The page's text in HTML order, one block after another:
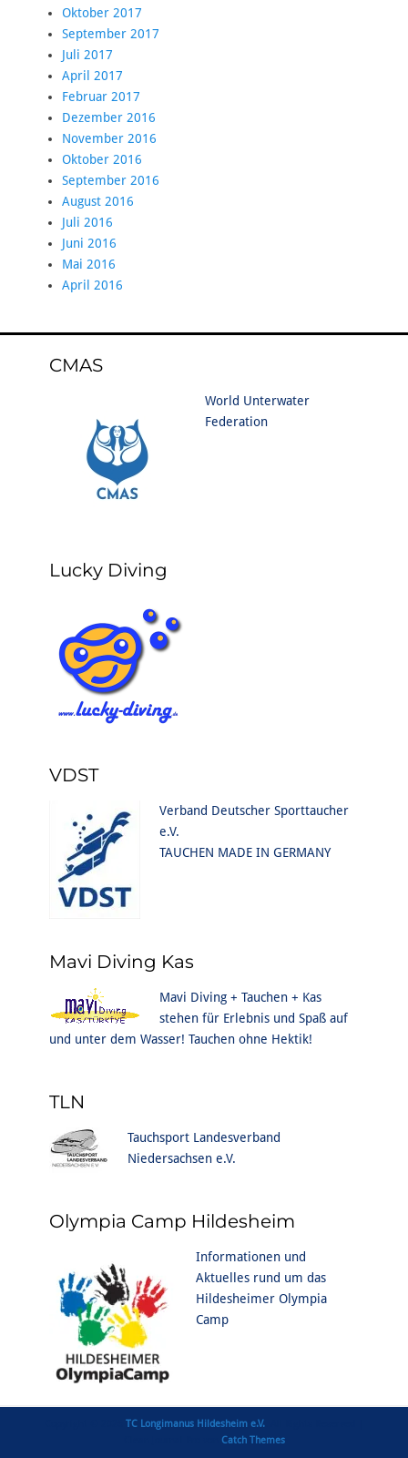
Oktober 2017
September 2017
Juli 2017
April 2017
Februar 2017
Dezember 2016
November 2016
Oktober 2016
September 2016
August 2016
Juli 2016
Juni 2016
Mai 2016
April 2016
CMAS
World Unterwater
Federation
Lucky Diving
VDST
Verband Deutscher Sporttaucher
e.V.
TAUCHEN MADE IN GERMANY
Mavi Diving Kas
Mavi Diving + Tauchen + Kas
stehen für Erlebnis und Spaß auf
und unter dem Wasser! Tauchen ohne Hektik!
TLN
Tauchsport Landesverband
Niedersachsen e.V.
Olympia Camp Hildesheim
Informationen und
Aktuelles rund um das
Hildesheimer Olympia
Camp
TC Longimanus Hildesheim e.V.
Catch Themes